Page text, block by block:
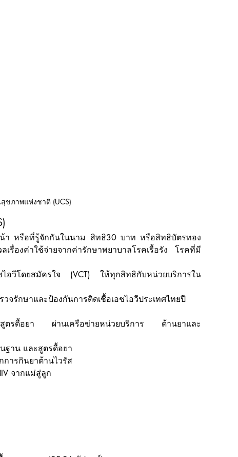
ขภาพแห่งชาติ (UCS)
หรือที่รู้จักกันในนาม สิทธิ30 บาท หรือสิทธิบัตรทอง
รื่องค่าใช้จ่ายจากค่ารักษาพยาบาลโรคเรื้อรัง โรคที่มี
ไอวีโดยสมัครใจ (VCT) ให้ทุกสิทธิกับหน่วยบริการใน
รักษาและป้องกันการติดเชื้อเอชไอวีประเทศไทยปี
ะสูตรดื้อยา ผ่านเครือข่ายหน่วยบริการ ด้านยาและ
ฐาน และสูตรดื้อยา
การกินยาต้านไวรัส
จากแม่สู่ลูก